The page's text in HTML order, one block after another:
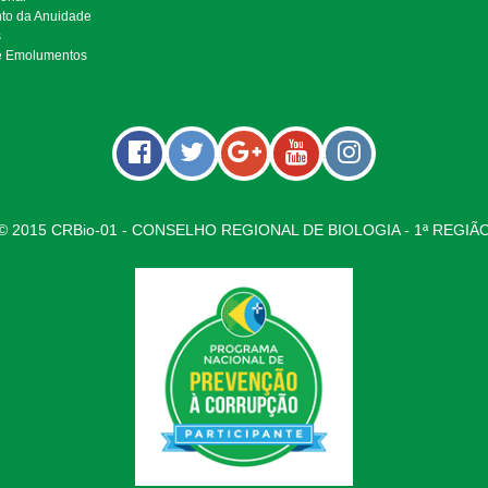
da Anuidade
Emolumentos
2015 CRBio-01 - CONSELHO REGIONAL DE BIOLOGIA - 1ª